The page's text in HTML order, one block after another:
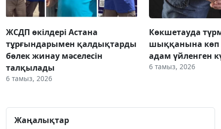
ЖСДП өкілдері Астана
тұрғындарымен қалдықтарды
бөлек жинау мәселесін
талқылады
6 тамыз, 2026
Көкшетауда
шыққанына көп
адам үйленген
6 тамыз, 2026
Жаңалықтар